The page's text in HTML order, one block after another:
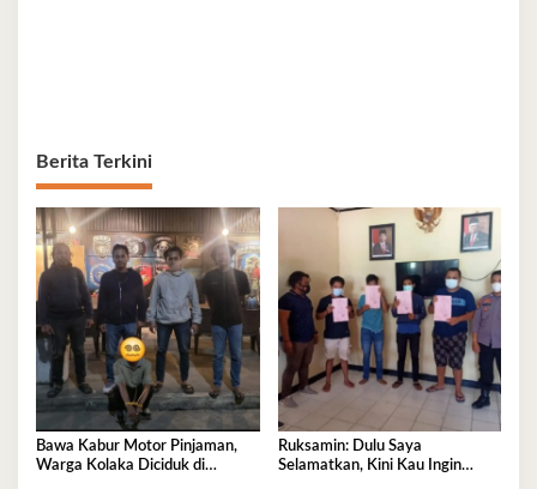
Berita Terkini
Bawa Kabur Motor Pinjaman,
Warga Kolaka Diciduk di
Ruksamin: Dulu Saya
Selamatkan, Kini Kau Ingin